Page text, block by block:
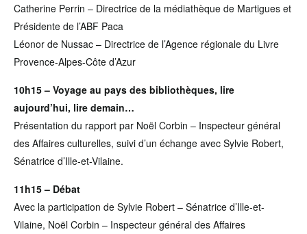
Catherine Perrin – Directrice de la médiathèque de Martigues et
Présidente de l’ABF Paca
Léonor de Nussac – Directrice de l’Agence régionale du Livre
Provence-Alpes-Côte d’Azur
10h15 – Voyage au pays des bibliothèques, lire
aujourd’hui, lire demain…
Présentation du rapport par Noël Corbin – Inspecteur général
des Affaires culturelles, suivi d’un échange avec Sylvie Robert,
Sénatrice d’Ille-et-Vilaine.
11h15 – Débat
Avec la participation de Sylvie Robert – Sénatrice d’Ille-et-
Vilaine, Noël Corbin – Inspecteur général des Affaires